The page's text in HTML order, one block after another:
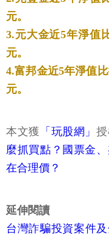
元。
3.元大金近5年淨值
元。
4.富邦金近5年淨值
元。
本文獲 「玩股網」
麼抓買點？國票金
在合理價？
延伸閱讀
台灣詐騙投資案件